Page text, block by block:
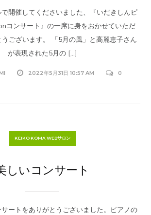
開催してくださいました、『いだきしんピ
コンサート』の一席に身をおかせていただ
ございます。 「5月の風」と高麗恵子さん
が表現された5月の […]
2022年5月31日 10:57 AM 0
KEIKO KOMA WEBサロン
しいコンサート
ートをありがとうございました。ピアノの